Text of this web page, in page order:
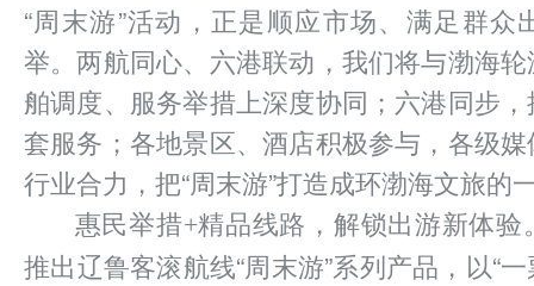
“周末游”活动，正是顺应市场、满足群众
举。两航同心、六港联动，我们将与渤海
舶调度、服务举措上深度协同；六港同步
套服务；各地景区、酒店积极参与，各级
行业合力，把“周末游”打造成环渤海文旅的
惠民举措+精品线路，解锁出游新体验
推出辽鲁客滚航线“周末游”系列产品，以“